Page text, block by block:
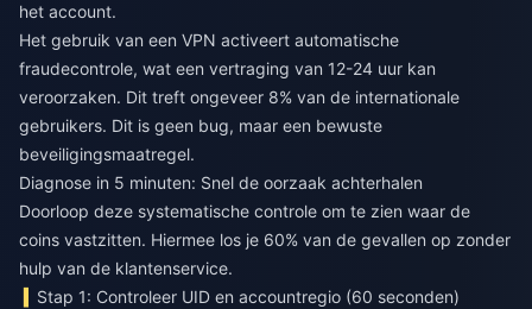
het account.
Het gebruik van een VPN activeert automatische
fraudecontrole, wat een vertraging van 12-24 uur kan
veroorzaken. Dit treft ongeveer 8% van de internationale
gebruikers. Dit is geen bug, maar een bewuste
beveiligingsmaatregel.
Diagnose in 5 minuten: Snel de oorzaak achterhalen
Doorloop deze systematische controle om te zien waar de
coins vastzitten. Hiermee los je 60% van de gevallen op zonder
hulp van de klantenservice.
Stap 1: Controleer UID en accountregio (60 seconden)